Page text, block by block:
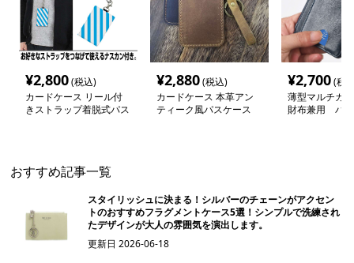
¥2,800(税込)
カードケース リール付
きストラップ着脱式パス
¥2,880(税込)
カードケース 本革アン
ティーク風パスケース
¥2,700(税
薄型マルチカ
財布兼用 パ
おすすめ記事一覧
スタイリッシュに決まる！シルバーのチェーンがアクセン
トのおすすめフラグメントケース5選！シンプルで洗練され
たデザインが大人の雰囲気を演出します。
更新日2026-06-18